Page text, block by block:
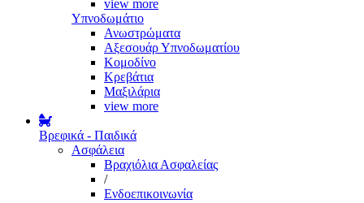
view more
Υπνοδωμάτιο
Ανωστρώματα
Αξεσουάρ Υπνοδωματίου
Κομοδίνο
Κρεβάτια
Μαξιλάρια
view more
Βρεφικά - Παιδικά
Ασφάλεια
Βραχιόλια Ασφαλείας
/
Ενδοεπικοινωνία